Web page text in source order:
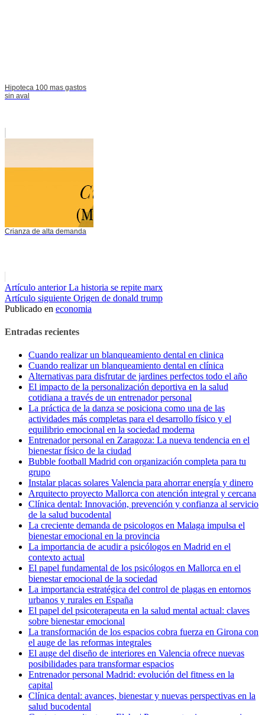
Hipoteca 100 mas gastos
sin aval
Crianza de alta demanda
Seguir
leyendo
Artículo anteriorLa historia se repite marx
Artículo siguiente Origen de donald trump
Publicado en economia
Entradas recientes
Cuando realizar un blanqueamiento dental en clinica
Cuando realizar un blanqueamiento dental en clínica
Alternativas para disfrutar de jardines perfectos todo el año
El impacto de la personalización deportiva en la salud
cotidiana a través de un entrenador personal
La práctica de la danza se posiciona como una de las
actividades más completas para el desarrollo físico y el
equilibrio emocional en la sociedad moderna
Entrenador personal en Zaragoza: La nueva tendencia en el
bienestar físico de la ciudad
Bubble football Madrid con organización completa para tu
grupo
Instalar placas solares Valencia para ahorrar energía y dinero
Arquitecto proyecto Mallorca con atención integral y cercana
Clínica dental: Innovación, prevención y confianza al servicio
de la salud bucodental
La creciente demanda de psicologos en Malaga impulsa el
bienestar emocional en la provincia
La importancia de acudir a psicólogos en Madrid en el
contexto actual
El papel fundamental de los psicólogos en Mallorca en el
bienestar emocional de la sociedad
La importancia estratégica del control de plagas en entornos
urbanos y rurales en España
El papel del psicoterapeuta en la salud mental actual: claves
sobre bienestar emocional
La transformación de los espacios cobra fuerza en Girona con
el auge de las reformas integrales
El auge del diseño de interiores en Valencia ofrece nuevas
posibilidades para transformar espacios
Entrenador personal Madrid: evolución del fitness en la
capital
Clínica dental: avances, bienestar y nuevas perspectivas en la
salud bucodental